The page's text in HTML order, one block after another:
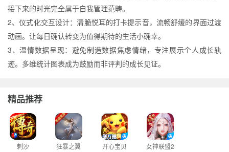
接下来的时光完全属于自我管理范畴。
2、仪式化交互设计：清脆悦耳的打卡提示音，流畅舒缓的界面过渡
动画。让每日确认转变为值得期待的生活小确幸。
3、温情数据呈现：避免制造数据焦虑情绪，专注展示个人成长轨
迹。多维统计图表成为鼓励而非评判的成长见证。
精品推荐
刺沙 狂暴之翼 开心宝贝 女神联盟2